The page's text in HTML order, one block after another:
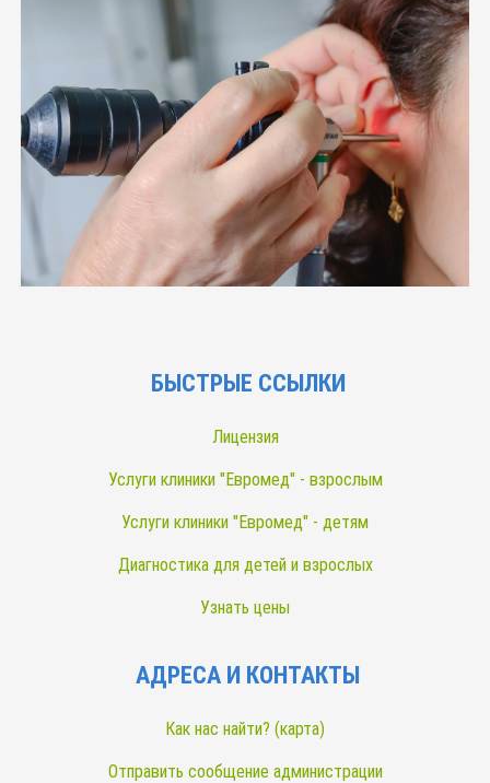
БЫСТРЫЕ ССЫЛКИ
Лицензия
Услуги клиники "Евромед" - взрослым
Услуги клиники "Евромед" - детям
Диагностика для детей и взрослых
Узнать цены
АДРЕСА И КОНТАКТЫ
Как нас найти? (карта)
Отправить сообщение администрации